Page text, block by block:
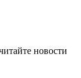
новости